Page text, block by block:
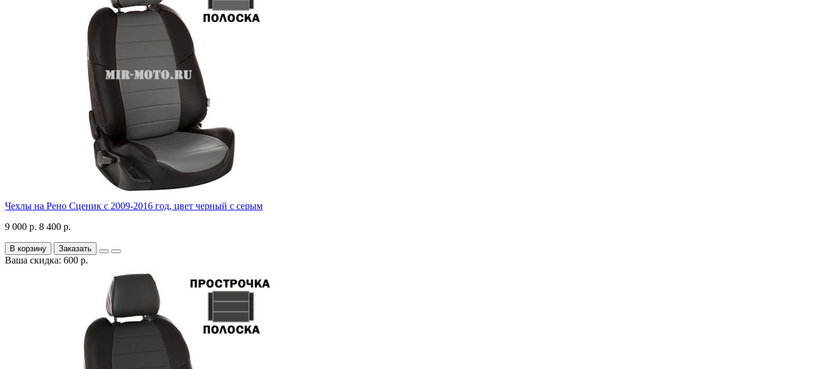
Чехлы на Рено Сценик с 2009-2016 год, цвет черный с серым
9 000 р. 8 400 р.
В корзину Заказать
Ваша скидка: 600 р.